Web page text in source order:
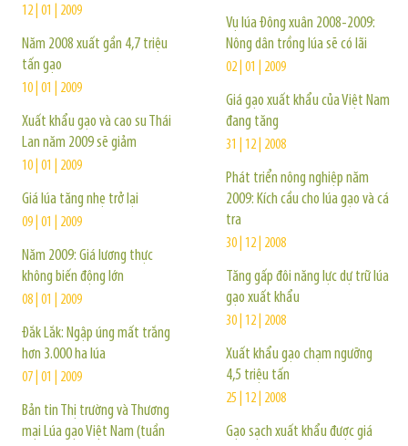
12 | 01 | 2009
Năm 2008 xuất gần 4,7 triệu
tấn gạo
10 | 01 | 2009
Xuất khẩu gạo và cao su Thái
Lan năm 2009 sẽ giảm
10 | 01 | 2009
Giá lúa tăng nhẹ trở lại
09 | 01 | 2009
Năm 2009: Giá lương thực
không biến động lớn
08 | 01 | 2009
Đắk Lắk: Ngập úng mất trắng
hơn 3.000 ha lúa
07 | 01 | 2009
Bản tin Thị trường và Thương
mại Lúa gạo Việt Nam (tuần
Vụ lúa Đông xuân 2008-2009:
Nông dân trồng lúa sẽ có lãi
02 | 01 | 2009
Giá gạo xuất khẩu của Việt Nam
đang tăng
31 | 12 | 2008
Phát triển nông nghiệp năm
2009: Kích cầu cho lúa gạo và cá
tra
30 | 12 | 2008
Tăng gấp đôi năng lực dự trữ lúa
gạo xuất khẩu
30 | 12 | 2008
Xuất khẩu gạo chạm ngưỡng
4,5 triệu tấn
25 | 12 | 2008
Gạo sạch xuất khẩu được giá